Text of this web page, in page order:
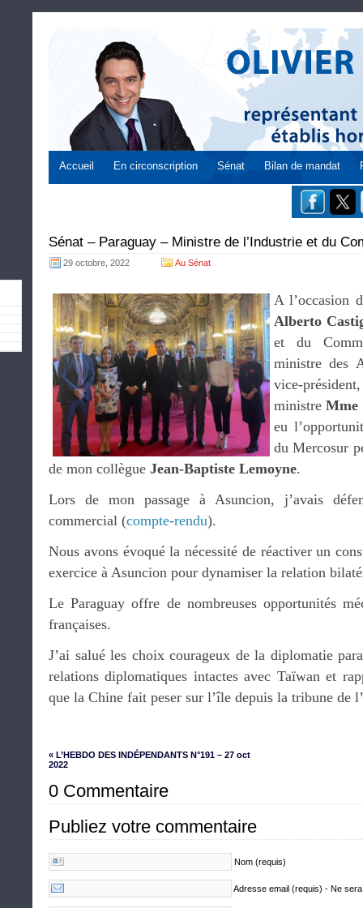
Accueil En circonscription Sénat Bilan de mandat
Sénat – Paraguay – Ministre de l’Industrie et du
29 octobre, 2022 Au Sénat
A l’occasion
Alberto
et du
ministre des
vice-
ministreMme
eu
du Mercosur
de mon collègue Jean-Baptiste Lemoyne.
Lors de mon passage à Asuncion, j’avais
commercial (compte-rendu).
Nous avons évoqué la nécessité de réactiver un
exercice à Asuncion pour dynamiser la relation
Le Paraguay offre de nombreuses opportunités
françaises.
J’ai salué les choix courageux de la diplomatie
relations diplomatiques intactes avec Taïwan et
que la Chine fait peser sur l’île depuis la tribune de
« L’HEBDO DES INDÉPENDANTS N°191 – 27 oct
2022
0 Commentaire
Publiez votre commentaire
Nom (requis)
Adresse email (requis) - Ne